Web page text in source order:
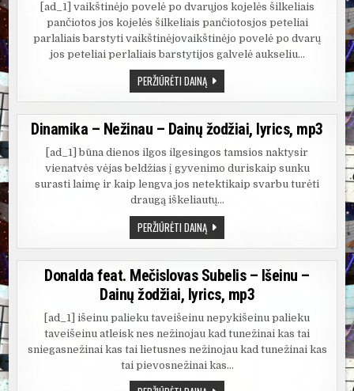
[ad_1] vaikštinėjo povelė po dvarųjos kojelės šilkeliais
pančiotos jos kojelės šilkeliais pančiotosjos peteliai
parlaliais barstyti vaikštinėjovaikštinėjo povelė po dvarų
jos peteliai perlaliais barstytijos galvelė aukseliu…
PERŽIŪRĖTI DAINĄDAPA
DEEP
IR
MONEE
–
VAIKŠTINĖJO
–
DAINŲ
ŽODŽIAI,
LYRICS,
MP3
Dinamika – Nežinau – Dainų žodžiai, lyrics, mp3
[ad_1] būna dienos ilgos ilgesingos tamsios naktysir
vienatvės vėjas beldžias į gyvenimo duriskaip sunku
surasti laimę ir kaip lengva jos netektikaip svarbu turėti
draugą iškeliautų…
PERŽIŪRĖTI DAINĄDINAMIKA
–
NEŽINAU
DAINŲ
ŽODŽIAI,
LYRICS,
MP3
Donalda feat. Mečislovas Subelis – Išeinu –
Dainų žodžiai, lyrics, mp3
[ad_1] išeinu palieku taveišeinu nepykišeinu palieku
taveišeinu atleisk nes nežinojau kad tunežinai kas tai
sniegasnežinai kas tai lietusnes nežinojau kad tunežinai kas
tai pievosnežinai kas…